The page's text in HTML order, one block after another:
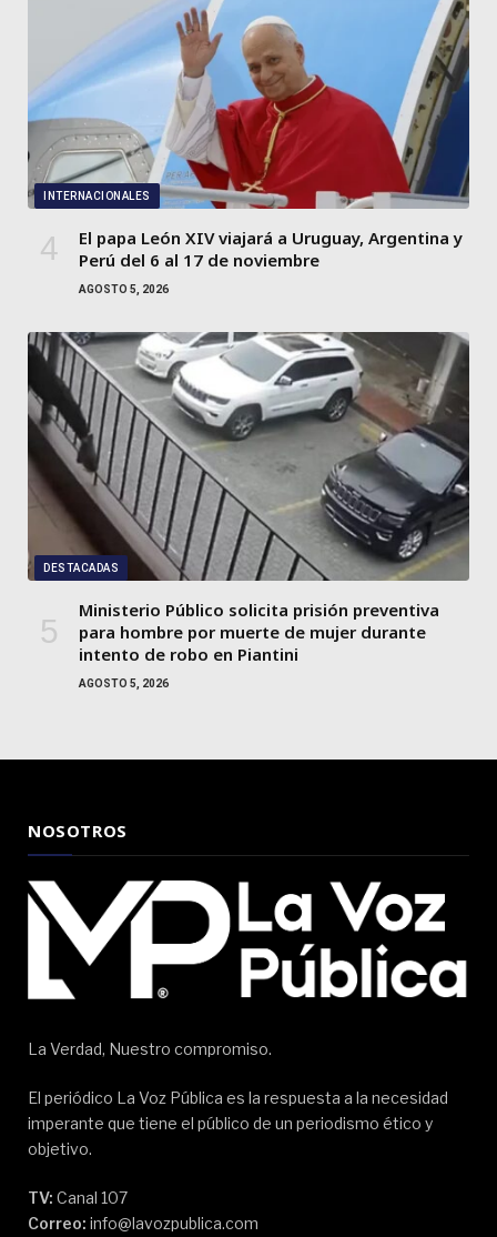
INTERNACIONALES
El papa León XIV viajará a Uruguay, Argentina y
Perú del 6 al 17 de noviembre
AGOSTO 5, 2026
DESTACADAS
Ministerio Público solicita prisión preventiva
para hombre por muerte de mujer durante
intento de robo en Piantini
AGOSTO 5, 2026
NOSOTROS
La Verdad, Nuestro compromiso.
El periódico La Voz Pública es la respuesta a la necesidad
imperante que tiene el público de un periodismo ético y
objetivo.
TV: Canal 107
Correo: info@lavozpublica.com